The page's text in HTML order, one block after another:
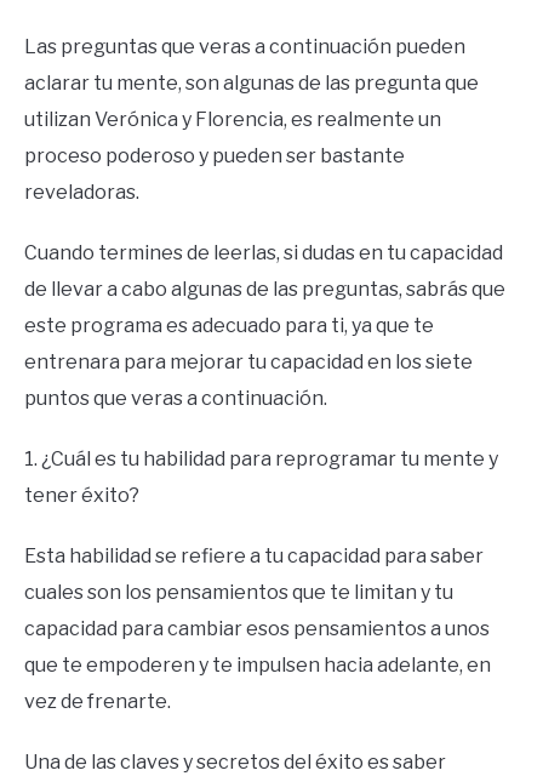
Las preguntas que veras a continuación pueden
aclarar tu mente, son algunas de las pregunta que
utilizan Verónica y Florencia, es realmente un
proceso poderoso y pueden ser bastante
reveladoras.
Cuando termines de leerlas, si dudas en tu capacidad
de llevar a cabo algunas de las preguntas, sabrás que
este programa es adecuado para ti, ya que te
entrenara para mejorar tu capacidad en los siete
puntos que veras a continuación.
1. ¿Cuál es tu habilidad para reprogramar tu mente y
tener éxito?
Esta habilidad se refiere a tu capacidad para saber
cuales son los pensamientos que te limitan y tu
capacidad para cambiar esos pensamientos a unos
que te empoderen y te impulsen hacia adelante, en
vez de frenarte.
Una de las claves y secretos del éxito es saber